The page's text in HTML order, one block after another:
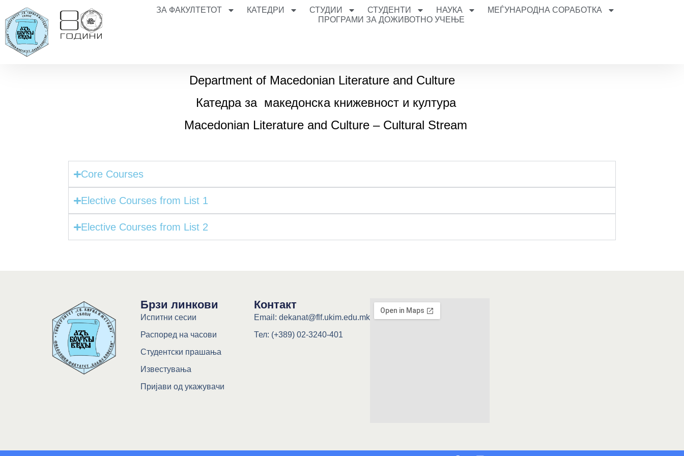
ЗА ФАКУЛТЕТОТ КАТЕДРИ СТУДИИ СТУДЕНТИ НАУКА
МЕЃУНАРОДНА СОРАБОТКА
ПРОГРАМИ ЗА ДОЖИВОТНО УЧЕЊЕ
Department of Macedonian Literature and Culture
Катедра за македонска книжевност и култура
Macedonian Literature and Culture – Cultural Stream
Core Courses
Elective Courses from List 1
Elective Courses from List 2
Брзи линкови
Испитни сесии
Распоред на часови
Студентски прашања
Известувања
Пријави од укажувачи
Контакт
Email: dekanat@flf.ukim.edu.mk
Тел: (+389) 02-3240-401